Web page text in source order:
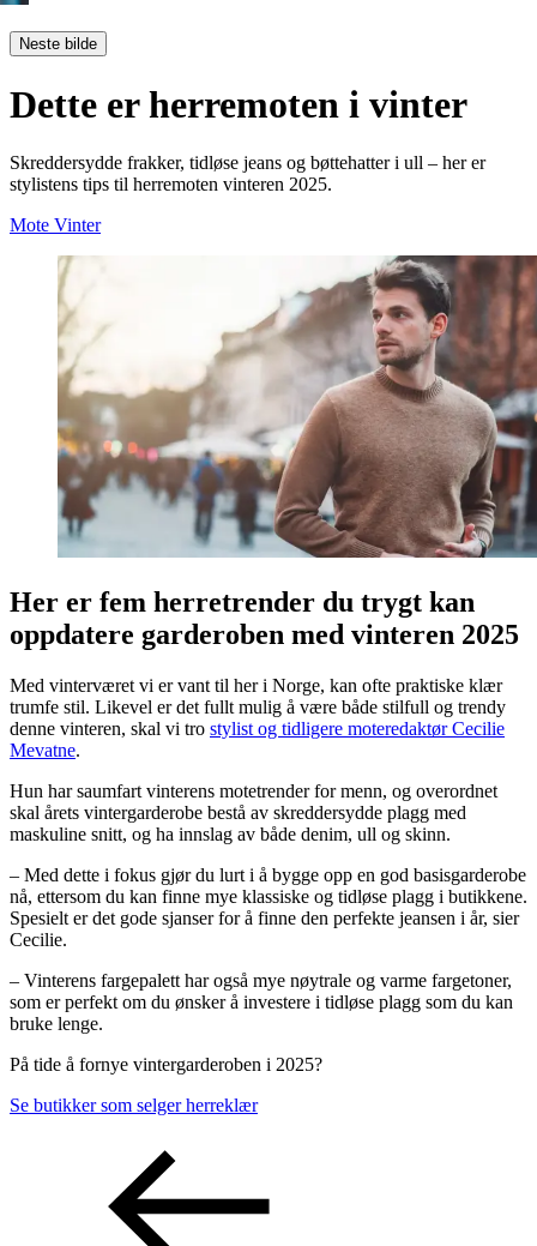
Neste bilde
Dette er herremoten i vinter
Skreddersydde frakker, tidløse jeans og bøttehatter i ull – her er
stylistens tips til herremoten vinteren 2025.
Mote Vinter
Her er fem herretrender du trygt kan
oppdatere garderoben med vinteren 2025
Med vinterværet vi er vant til her i Norge, kan ofte praktiske klær
trumfe stil. Likevel er det fullt mulig å være både stilfull og trendy
denne vinteren, skal vi tro stylist og tidligere moteredaktør Cecilie
Mevatne.
Hun har saumfart vinterens motetrender for menn, og overordnet
skal årets vintergarderobe bestå av skreddersydde plagg med
maskuline snitt, og ha innslag av både denim, ull og skinn.
– Med dette i fokus gjør du lurt i å bygge opp en god basisgarderobe
nå, ettersom du kan finne mye klassiske og tidløse plagg i butikkene.
Spesielt er det gode sjanser for å finne den perfekte jeansen i år, sier
Cecilie.
– Vinterens fargepalett har også mye nøytrale og varme fargetoner,
som er perfekt om du ønsker å investere i tidløse plagg som du kan
bruke lenge.
På tide å fornye vintergarderoben i 2025?
Se butikker som selger herreklær